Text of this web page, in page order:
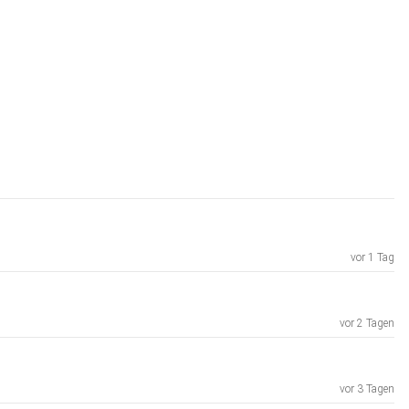
vor 1 Tag
vor 2 Tagen
vor 3 Tagen